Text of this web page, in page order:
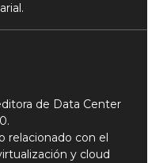
de Data Center
relacionado con el
y cloud